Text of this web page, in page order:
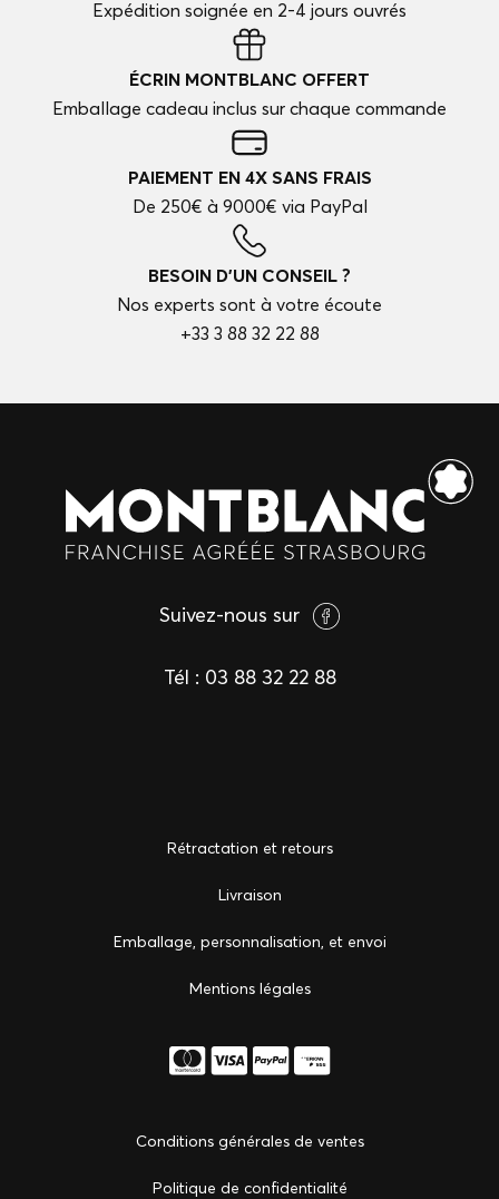
Expédition soignée en 2-4 jours ouvrés
ÉCRIN MONTBLANC OFFERT
Emballage cadeau inclus sur chaque commande
PAIEMENT EN 4X SANS FRAIS
De 250€ à 9000€ via PayPal
BESOIN D'UN CONSEIL ?
Nos experts sont à votre écoute
+33 3 88 32 22 88
Suivez-nous sur
Tél : 03 88 32 22 88
Rétractation et retours
Livraison
Emballage, personnalisation, et envoi
Mentions légales
Conditions générales de ventes
Politique de confidentialité